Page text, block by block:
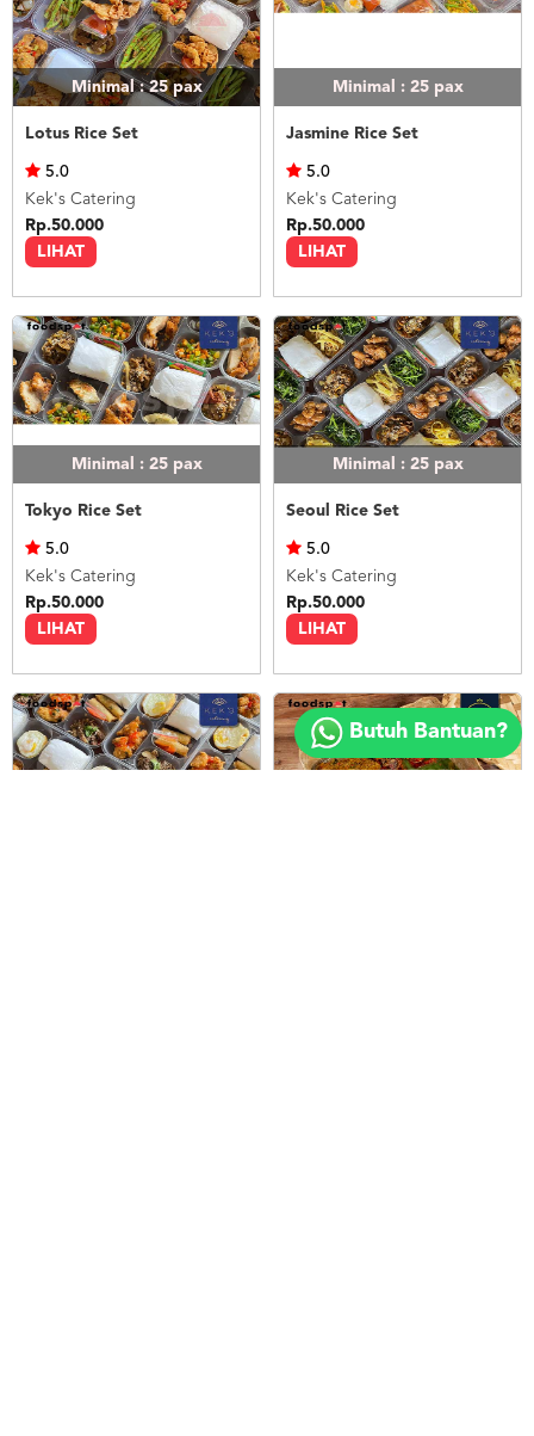
Copyright
2018
FOODSPOT.CO.ID
Minimal : 25pax
Lotus Rice Set
LIHAT
5.0
Kek's Catering
Rp.50.000
Minimal : 25 pax
Jasmine Rice Set
LIHAT
5.0
Kek's Catering
Rp.50.000
Minimal : 25 pax
Tokyo Rice Set
LIHAT
5.0
Kek's Catering
Rp.50.000
Minimal : 25 pax
Seoul Rice Set
LIHAT
5.0
Kek's Catering
Rp.50.000
Butuh Bantuan?